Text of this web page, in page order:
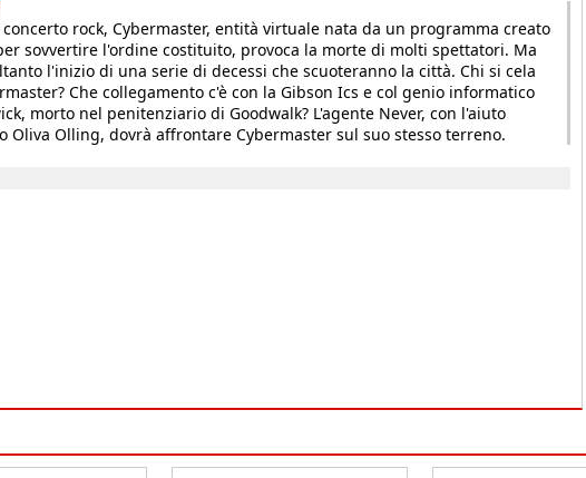
rock, Cybermaster, entità virtuale nata da un programma creato
sovvertire l'ordine costituito, provoca la morte di molti spettatori. Ma
l'inizio di una serie di decessi che scuoteranno la città. Chi si cela
Che collegamento c'è con la Gibson Ics e col genio informatico
morto nel penitenziario di Goodwalk? L'agente Never, con l'aiuto
Oliva Olling, dovrà affrontare Cybermaster sul suo stesso terreno.